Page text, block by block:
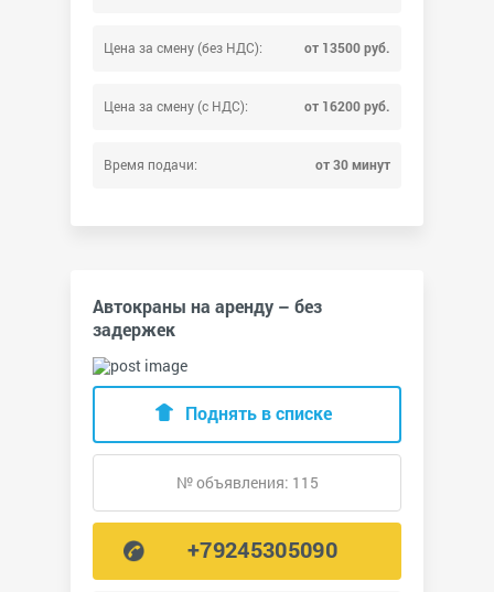
Цена за смену (без НДС): от 13500 руб.
Цена за смену (с НДС): от 16200 руб.
Время подачи: от 30 минут
Автокраны на аренду – без
задержек
Поднять в списке
№ объявления: 115
+79245305090